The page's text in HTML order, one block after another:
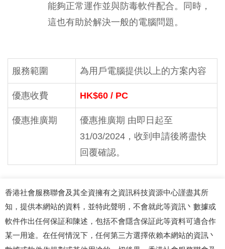
能夠正常運作並與防毒軟件配合。同時，
這也有助於解決一般的電腦問題。
服務範圍 為用戶電腦提供以上的方案內容
優惠收費 HK$60 / PC
優惠推廣期
優惠推廣期 由即日起至
31/03/2024，收到申請後將盡快
回覆確認。
香港社會服務聯會及其全資擁有之資訊科技資源中心謹盡其所
知，提供本網站的資料，並特此聲明，不會就此等資訊丶數據或
軟件作出任何保証和陳述，包括不會隱含保証此等資料可適合作
某一用途。在任何情況下，任何第三方選擇依賴本網站的資訊丶